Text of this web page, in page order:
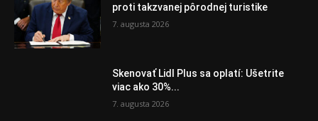
proti takzvanej pôrodnej turistike
7. augusta 2026
Skenovať Lidl Plus sa oplatí: Ušetrite
viac ako 30%...
7. augusta 2026